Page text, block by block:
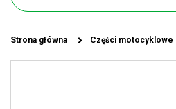
Strona główna Części motocyklowe